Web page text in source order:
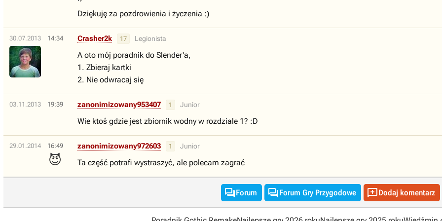
Dziękuję za pozdrowienia i życzenia :)
30.07.2013 14:34 Crasher2k 17 Legionista
A oto mój poradnik do Slender'a,
1. Zbieraj kartki
2. Nie odwracaj się
03.11.2013 19:39 zanonimizowany953407 1 Junior
Wie ktoś gdzie jest zbiornik wodny w rozdziale 1? :D
29.01.2014 16:49
😈
zanonimizowany972603 1 Junior
Ta część potrafi wystraszyć, ale polecam zagrać
Forum Forum Gry Przygodowe Dodaj komentarz